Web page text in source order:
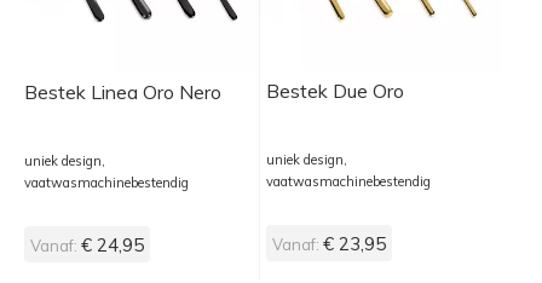
Bestek Linea Oro Nero
uniek design,
vaatwasmachinebestendig
Vanaf: € 24,95
Bestek Due Oro
uniek design,
vaatwasmachinebestendig
Vanaf: € 23,95